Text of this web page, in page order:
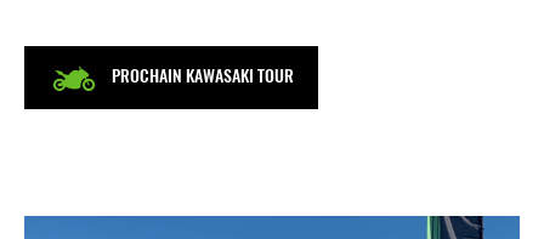
PROCHAIN KAWASAKI TOUR